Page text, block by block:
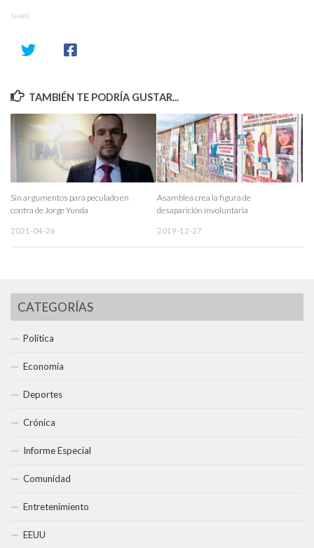
SHARE
TAMBIÉN TE PODRÍA GUSTAR...
Sin argumentos para peculado en
contra de Jorge Yunda
2021-04-26
Asamblea crea la figura de
desaparición involuntaria
2019-12-27
CATEGORÍAS
Política
Economía
Deportes
Crónica
Informe Especial
Comunidad
Entretenimiento
EEUU